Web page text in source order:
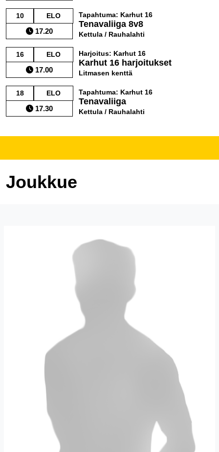
10 ELO
17.20
Tapahtuma: Karhut 16
Tenavaliiga 8v8
Kettula / Rauhalahti
16 ELO
17.00
Harjoitus: Karhut 16
Karhut 16 harjoitukset
Litmasen kenttä
18 ELO
17.30
Tapahtuma: Karhut 16
Tenavaliiga
Kettula / Rauhalahti
Joukkue